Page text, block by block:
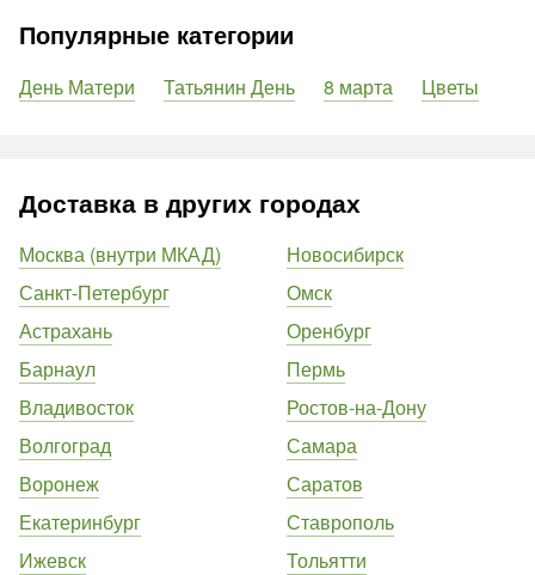
Популярные категории
День Матери Татьянин День 8 марта Цветы
Доставка в других городах
Москва (внутри МКАД)
Санкт-Петербург
Астрахань
Барнаул
Владивосток
Волгоград
Воронеж
Екатеринбург
Ижевск
Новосибирск
Омск
Оренбург
Пермь
Ростов-на-Дону
Самара
Саратов
Ставрополь
Тольятти